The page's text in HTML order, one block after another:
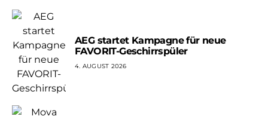
AEG startet Kampagne für neue
FAVORIT-Geschirrspüler
4. AUGUST 2026